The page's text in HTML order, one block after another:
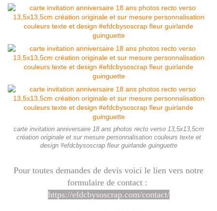
carte invitation anniversaire 18 ans photos recto verso 13,5x13,5cm
création originale et sur mesure personnalisation couleurs texte et
design #efdcbysoscrap fleur guirlande guinguette
Pour toutes demandes de devis voici le lien vers notre
formulaire de contact :
https://efdcbysoscrap.com/contact/